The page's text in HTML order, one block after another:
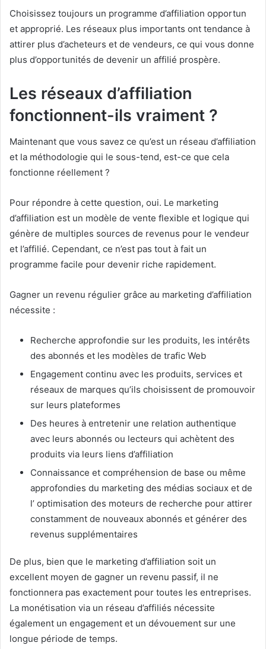
Choisissez toujours un programme d’affiliation opportun
et approprié. Les réseaux plus importants ont tendance à
attirer plus d’acheteurs et de vendeurs, ce qui vous donne
plus d’opportunités de devenir un affilié prospère.
Les réseaux d’affiliation
fonctionnent-ils vraiment ?
Maintenant que vous savez ce qu’est un réseau d’affiliation
et la méthodologie qui le sous-tend, est-ce que cela
fonctionne réellement ?
Pour répondre à cette question, oui. Le marketing
d’affiliation est un modèle de vente flexible et logique qui
génère de multiples sources de revenus pour le vendeur
et l’affilié. Cependant, ce n’est pas tout à fait un
programme facile pour devenir riche rapidement.
Gagner un revenu régulier grâce au marketing d’affiliation
nécessite :
Recherche approfondie sur les produits, les intérêts
des abonnés et les modèles de trafic Web
Engagement continu avec les produits, services et
réseaux de marques qu’ils choisissent de promouvoir
sur leurs plateformes
Des heures à entretenir une relation authentique
avec leurs abonnés ou lecteurs qui achètent des
produits via leurs liens d’affiliation
Connaissance et compréhension de base ou même
approfondies du marketing des médias sociaux et de
l’ optimisation des moteurs de recherche pour attirer
constamment de nouveaux abonnés et générer des
revenus supplémentaires
De plus, bien que le marketing d’affiliation soit un
excellent moyen de gagner un revenu passif, il ne
fonctionnera pas exactement pour toutes les entreprises.
La monétisation via un réseau d’affiliés nécessite
également un engagement et un dévouement sur une
longue période de temps.